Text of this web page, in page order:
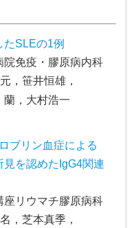
たSLEの1例
免疫・膠原病内科
，笹井恒雄，
，大村浩一
ブリン血症による
を認めたIgG4関連
リウマチ膠原病科
芝本真季，